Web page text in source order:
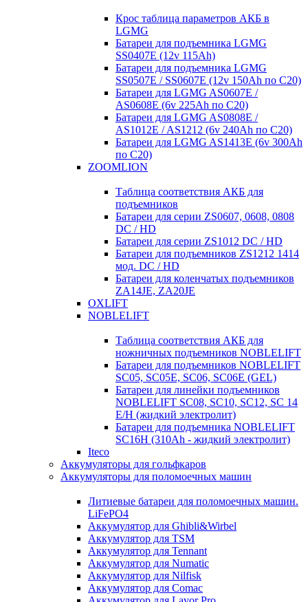
Крос таблица параметров АКБ в
LGMG
Батареи для подъемника LGMG
SS0407E (12v 115Ah)
Батареи для подъемника LGMG
SS0507E / SS0607E (12v 150Ah по С20)
Батареи для LGMG AS0607E /
AS0608E (6v 225Ah по С20)
Батареи для LGMG AS0808E /
AS1012E / AS1212 (6v 240Ah по С20)
Батареи для LGMG AS1413E (6v 300Ah
по С20)
ZOOMLION
Таблица соответствия АКБ для
подъемников
Батареи для серии ZS0607, 0608, 0808
DC / HD
Батареи для серии ZS1012 DC / HD
Батареи для подъемников ZS1212 1414
мод. DC / HD
Батареи для коленчатых подъемников
ZA14JE, ZA20JE
OXLIFT
NOBLELIFT
Таблица соответствия АКБ для
ножничных подъемников NOBLELIFT
Батареи для подъемников NOBLELIFT
SC05, SC05E, SC06, SC06E (GEL)
Батареи для линейки подъемников
NOBLELIFT SC08, SC10, SC12, SC 14
E/H (жидкий электролит)
Батареи для подъемника NOBLELIFT
SC16H (310Ah - жидкий электролит)
Iteco
Аккумуляторы для гольфкаров
Аккумуляторы для поломоечных машин
Литиевые батареи для поломоечных машин.
LiFePO4
Аккумулятор для Ghibli&Wirbel
Аккумулятор для TSM
Аккумулятор для Tennant
Аккумулятор для Numatic
Аккумулятор для Nilfisk
Аккумулятор для Comac